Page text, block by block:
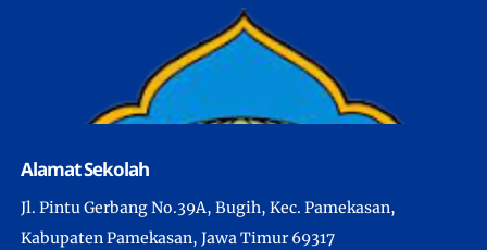
Alamat Sekolah
Jl. Pintu Gerbang No.39A, Bugih, Kec. Pamekasan,
Kabupaten Pamekasan, Jawa Timur 69317